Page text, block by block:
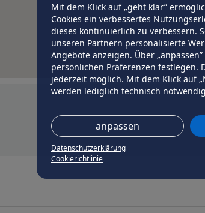
Mit dem Klick auf „geht klar”
Cookies ein verbessertes
dieses kontinuierlich zu verbessern.
unseren Partnern personalisierte
Angebote anzeigen. Über
persönlichen Präferenzen festlegen.
jederzeit möglich. Mit dem Klick auf
werden lediglich technisch
anpassen
Datenschutzerklärung
Cookierichtlinie